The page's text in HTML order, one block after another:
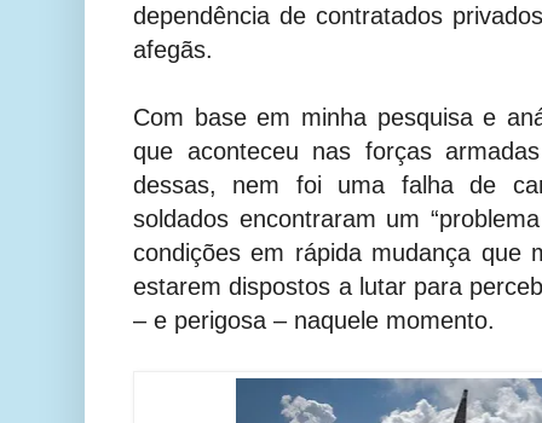
dependência de contratados
afegãs.
Com base em minha pesquisa e
que aconteceu nas forças
dessas, nem foi uma falha de
soldados encontraram um
condições em rápida mudança que
estarem dispostos a lutar para
– e perigosa – naquele momento.